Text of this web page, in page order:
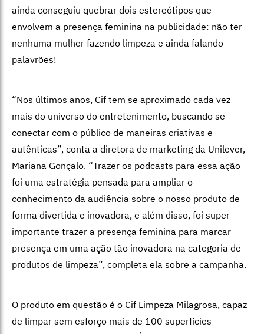
ainda conseguiu quebrar dois estereótipos que
envolvem a presença feminina na publicidade: não ter
nenhuma mulher fazendo limpeza e ainda falando
palavrões!
“Nos últimos anos, Cif tem se aproximado cada vez
mais do universo do entretenimento, buscando se
conectar com o público de maneiras criativas e
autênticas”, conta a diretora de marketing da Unilever,
Mariana Gonçalo. “Trazer os podcasts para essa ação
foi uma estratégia pensada para ampliar o
conhecimento da audiência sobre o nosso produto de
forma divertida e inovadora, e além disso, foi super
importante trazer a presença feminina para marcar
presença em uma ação tão inovadora na categoria de
produtos de limpeza”, completa ela sobre a campanha.
O produto em questão é o Cif Limpeza Milagrosa, capaz
de limpar sem esforço mais de 100 superfícies